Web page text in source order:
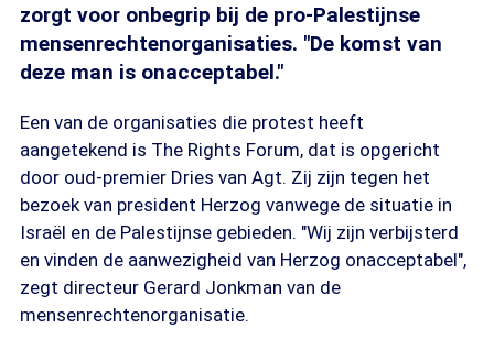
zorgt voor onbegrip bij de pro-Palestijnse
mensenrechtenorganisaties. "De komst van
deze man is onacceptabel."
Een van de organisaties die protest heeft
aangetekend is The Rights Forum, dat is opgericht
door oud-premier Dries van Agt. Zij zijn tegen het
bezoek van president Herzog vanwege de situatie in
Israël en de Palestijnse gebieden. "Wij zijn verbijsterd
en vinden de aanwezigheid van Herzog onacceptabel",
zegt directeur Gerard Jonkman van de
mensenrechtenorganisatie.